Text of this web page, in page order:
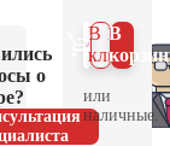
о
В
В 1
клик
или
наличные.